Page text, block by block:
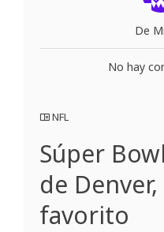
De
No hay
NFL
Súper
de
favorito